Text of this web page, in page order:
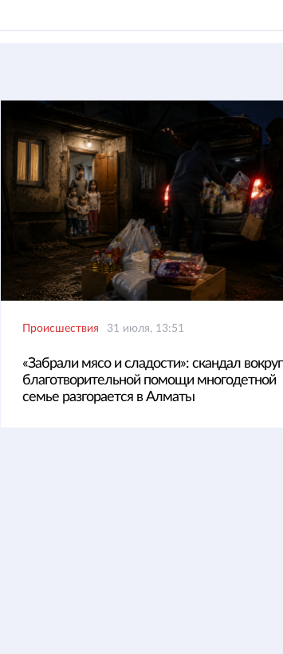
Происшествия 31 июля, 13:51
«Забрали мясо и сладости»: скандал вокруг
благотворительной помощи многодетной
семье разгорается в Алматы